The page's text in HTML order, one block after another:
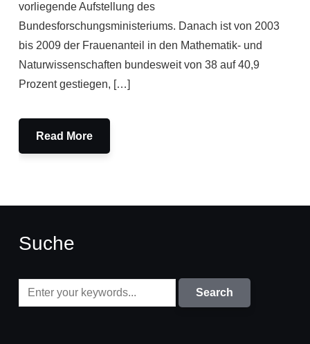
vorliegende Aufstellung des
Bundesforschungsministeriums. Danach ist von 2003
bis 2009 der Frauenanteil in den Mathematik- und
Naturwissenschaften bundesweit von 38 auf 40,9
Prozent gestiegen, […]
Read More
Suche